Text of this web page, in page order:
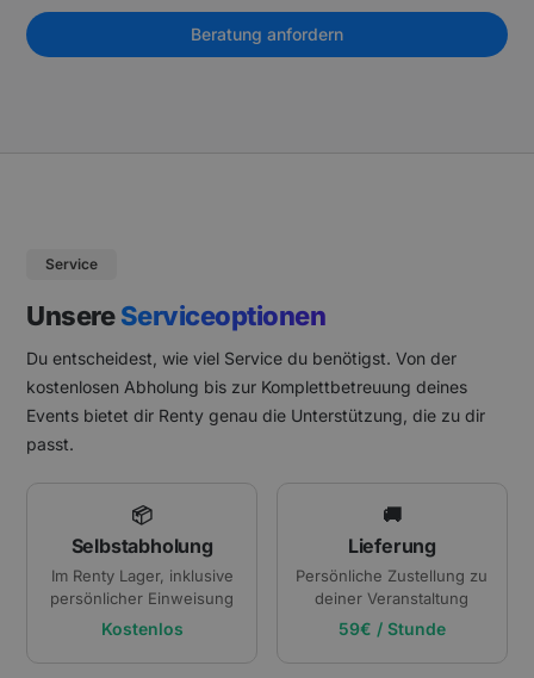
Beratung anfordern
Service
UnsereServiceoptionen
Du entscheidest, wie viel Service du benötigst. Von der
kostenlosen Abholung bis zur Komplettbetreuung deines
Events bietet dir Renty genau die Unterstützung, die zu dir
passt.
📦
Selbstabholung
Im Renty Lager, inklusive
persönlicher Einweisung
Kostenlos
🚚
Lieferung
Persönliche Zustellung zu
deiner Veranstaltung
59€ / Stunde